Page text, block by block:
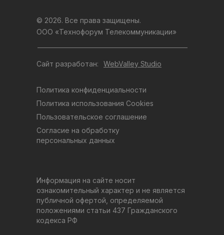
Информация на сайте носит
ознакомительный характер и не является
публичной офертой, определяемой
положениями статьи 437 Гражданского
кодекса РФ
Политика использования Cookies
Согласие на обработку
персональных данных
Пользовательское соглашение
Политика конфиденциальности
© 2026. Все права защищены.
ООО «Технофорум Телекоммуникации»
Сайт разработан: WebValley Studio